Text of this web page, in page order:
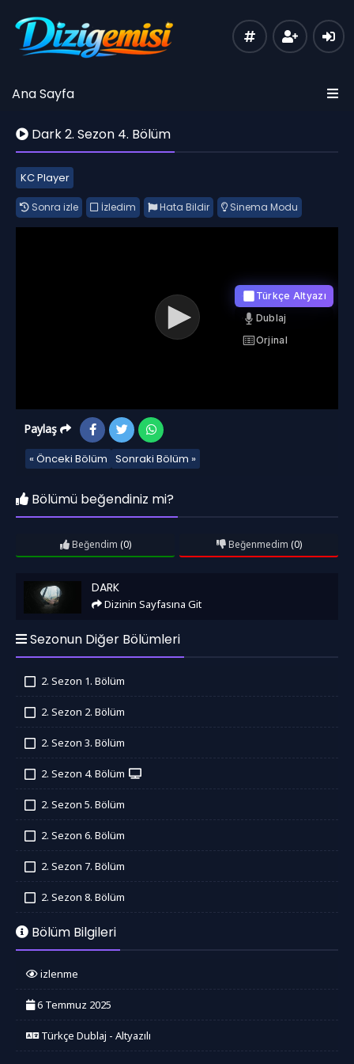
Ana Sayfa
Dark 2. Sezon 4. Bölüm
KC Player
Sonra izle İzledim Hata Bildir Sinema Modu
Paylaş
« Önceki Bölüm Sonraki Bölüm »
Bölümü beğendiniz mi?
Beğendim (0) Beğenmedim (0)
Dark DARK
Dizinin Sayfasına Git
Sezonun Diğer Bölümleri
2. Sezon 1. Bölüm
2. Sezon 2. Bölüm
2. Sezon 3. Bölüm
2. Sezon 4. Bölüm
2. Sezon 5. Bölüm
2. Sezon 6. Bölüm
2. Sezon 7. Bölüm
2. Sezon 8. Bölüm
Bölüm Bilgileri
izlenme
6 Temmuz 2025
Türkçe Dublaj - Altyazılı